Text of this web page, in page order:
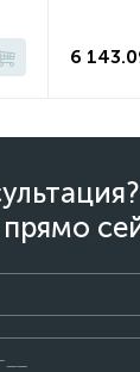
6